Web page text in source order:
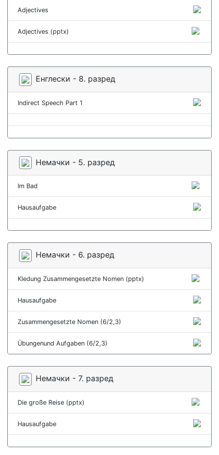
Adjectives
Adjectives (pptx)
Енглески - 8. разред
Indirect Speech Part 1
Немачки - 5. разред
Im Bad
Hausaufgabe
Немачки - 6. разред
Kledung Zusammengesetzte Nomen (pptx)
Hausaufgabe
Zusammengesetzte Nomen (6/2,3)
Übungenund Aufgaben (6/2,3)
Немачки - 7. разред
Die große Reise (pptx)
Hausaufgabe